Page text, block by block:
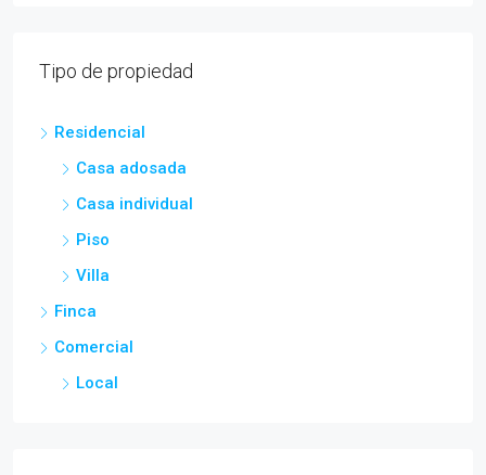
Tipo de propiedad
Residencial
Casa adosada
Casa individual
Piso
Villa
Finca
Comercial
Local